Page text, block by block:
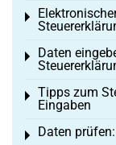
Toggle menu
Daten
Toggle menu
Tipps zum
Eingaben
Toggle menu
Daten
Toggle menu